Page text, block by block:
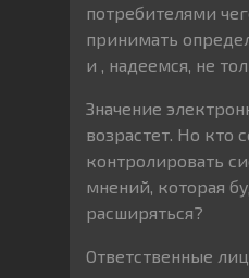
потребителями
принимать
и , надеемся, не
Значение
возрастет. Но кто
контролировать
мнений, которая
расширяться?
Ответственные